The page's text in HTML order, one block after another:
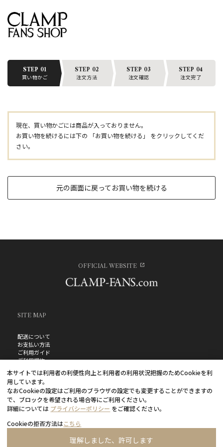
STEP 01
買い物かご
STEP 02
注文方法
STEP 03
注文確認
STEP 04
注文完了
現在、買い物かごには商品が入っておりません。
お買い物を続けるには下の 「お買い物を続ける」 をクリックしてくだ
さい。
元の画面に戻ってお買い物を続ける
OFFICIAL WEBSITE
SITE MAP
配送について
お支払い方法
ご利用ガイド
ご利用規約
プライバシーポリシー
よくあるご質問
特定商取引法に基づく表記
©CLAMP・ShigatsuTsuitachi CO.,LTD.
本サイトでは利用者の利便性向上と利用者の利用状況把握のためCookieを利
用しています。
なおCookieの設定はご利用のブラウザの設定でも変更することができますの
で、ブロックを希望される場合等にご利用ください。
詳細については プライバシーポリシー をご確認ください。
Cookieの拒否方法はこちら
理解しました、許可します